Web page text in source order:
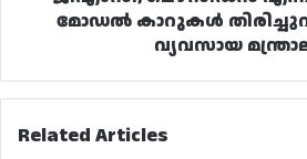
മോഡൽ കാറുകൾ
വ്യവസായ
Related Articles